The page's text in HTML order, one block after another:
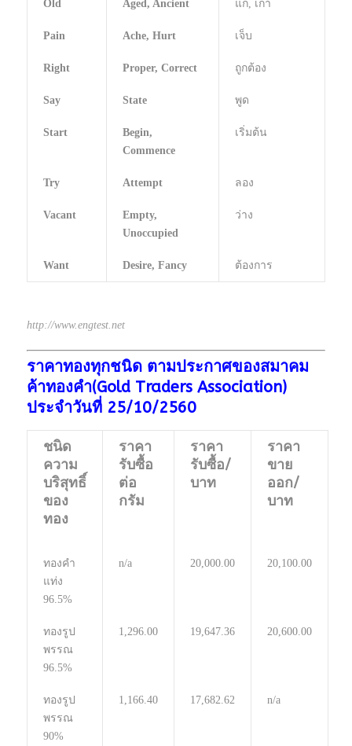
Old Aged, Ancient แก่, เก่า
Pain Ache, Hurt เจ็บ
Right Proper, Correct ถูกต้อง
Say State พูด
Start
Begin,
Commence
เริ่มต้น
Try Attempt ลอง
Vacant
Empty,
Unoccupied
ว่าง
Want Desire, Fancy ต้องการ
http://www.engtest.net
ราคาทองทุกชนิด ตามประกาศของสมาคม
ค้าทองคำ(Gold Traders Association)
ประจำวันที่ 25/10/2560​
ชนิด
ความ
บริสุทธิ์
ของ
ทอง
ราคา
รับซื้อ
ต่อ
กรัม
ราคา
รับซื้อ/
บาท
ราคา
ขาย
ออก/
บาท
ทองคำ
แท่ง
96.5%
n/a 20,000.00 20,100.00
ทองรูป
พรรณ
96.5%
1,296.00 19,647.36 20,600.00
ทองรูป
พรรณ
90%
1,166.40 17,682.62 n/a